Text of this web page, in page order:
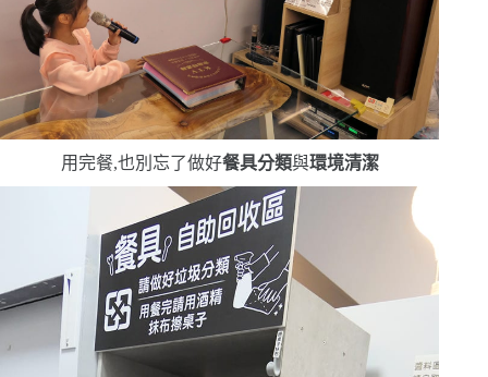
用完餐,也別忘了做好餐具分類與環境清潔